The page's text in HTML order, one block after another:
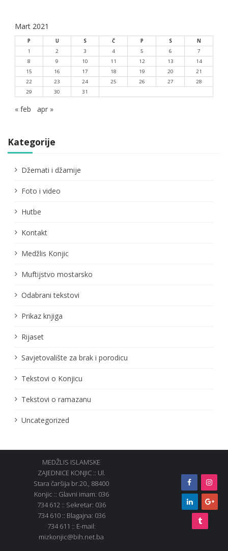
Mart 2021
P U S Č P S
N
1
2 3 4 5 6
7
8
9 10 11 12 13
14
15
16 17 18 19 20
21
22
23 24 25 26 27
28
29
30 31
« feb apr »
Kategorije
Džemati i džamije
Foto i video
Hutbe
Kontakt
Medžlis Konjic
Muftijstvo mostarsko
Odabrani tekstovi
Prikaz knjiga
Rijaset
Savjetovalište za brak i porodicu
Tekstovi o Konjicu
Tekstovi o ramazanu
Uncategorized
MEDŽLIS ISLAMSKE
ZAJEDNICE KONJIC :: Ul.
Stara čaršija br.20., 88400
Konjic :: Glavni imam: 036
734 612 :: Sekretar: 036
734 610 :: Blagajna: 036
734 611 :: E-mail:
mizkonjic@bih.net.ba